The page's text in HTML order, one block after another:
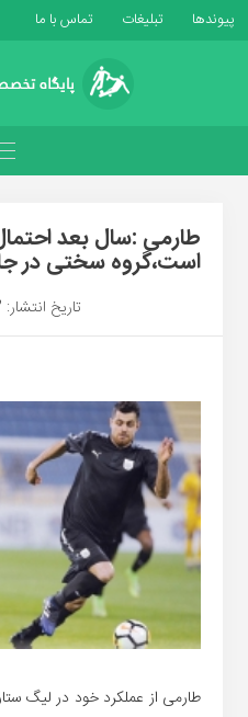
پیوندها تبلیغات تماس با ما
طارمی :سال بعد احتمال
است،گروه سختی در
تاریخ انتشار: 12 آوریل 2018
طارمی از عملکرد خود در لیگ